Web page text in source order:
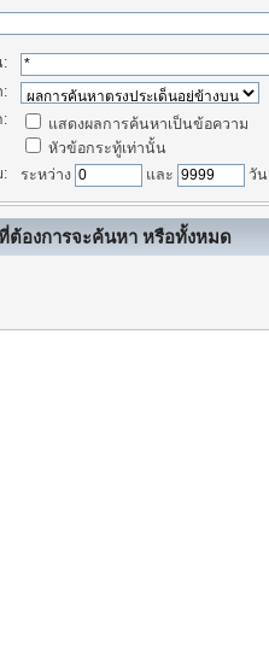
:
:
:
แสดงผลการค้นหาเป็นข้อความ
หัวข้อกระทู้เท่านั้น
:
ระหว่าง และ วัน
ต้องการจะค้นหา หรือทั้งหมด